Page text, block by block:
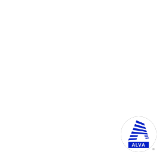
за округле балване са